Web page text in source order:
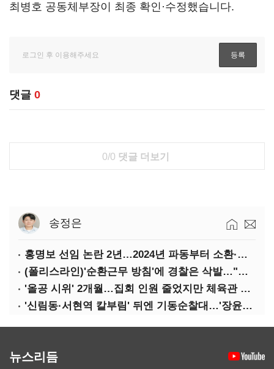
최병호 공동체부장이 최종 확인·수정했습니다.
댓글 0
0/0 댓글 더보기
송정은
홍명보 선임 논란 2년…2024년 파동부터 소환·압색까지
(폴리스라인)'순환근무 방침'에 경찰은 삭발…"베테랑·수사력 보강 먼저"
'올공 시위' 2개월…집회 인원 줄었지만 체육관 봉쇄 계속
'신림동·서현역 칼부림' 뒤엔 기동순찰대…'장윤기 은폐·조작' 후엔 내부비리수사대
뉴스리듬